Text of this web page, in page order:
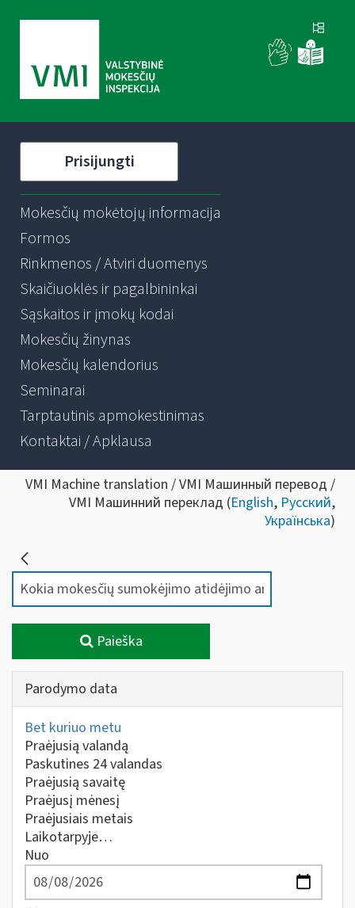
Prisijungti
Mokesčių mokėtojų informacija
Formos
Rinkmenos / Atviri duomenys
Skaičiuoklės ir pagalbininkai
Sąskaitos ir įmokų kodai
Mokesčių žinynas
Mokesčių kalendorius
Seminarai
Tarptautinis apmokestinimas
Kontaktai / Apklausa
VMI Machine translation / VMI Машинный перевод /
VMI Машинний переклад (English, Русский,
Українська)
Paieška
Parodymo data
Bet kuriuo metu
Praėjusią valandą
Paskutines 24 valandas
Praėjusią savaitę
Praėjusį mėnesį
Praėjusiais metais
Laikotarpyje…
Nuo